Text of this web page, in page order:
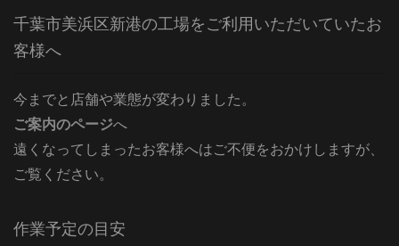
千葉市美浜区新港の工場をご利用いただいていたお
客様へ
今までと店舗や業態が変わりました。
ご案内のページへ
遠くなってしまったお客様へはご不便をおかけしますが、
ご覧ください。
作業予定の目安